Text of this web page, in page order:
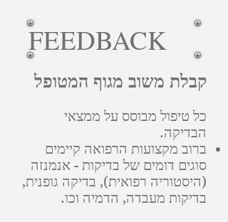
FEEDBACK
קבלת משוב מגוף המטופל
כל טיפול מבוסס על ממצאי
הבדיקה.
ברוב מקצועות הרפואה קיימים
סוגים דומים של בדיקות - אנמנזה
(היסטוריה רפואית), בדיקה גופנית,
בדיקות מעבדה, הדמיה וכו.